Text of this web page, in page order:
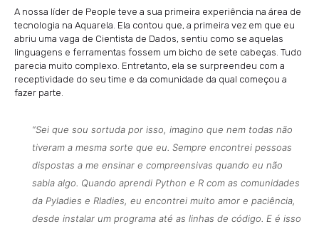
A nossa líder de People teve a sua primeira experiência na área de
tecnologia na Aquarela. Ela contou que, a primeira vez em que eu
abriu uma vaga de Cientista de Dados, sentiu como se aquelas
linguagens e ferramentas fossem um bicho de sete cabeças. Tudo
parecia muito complexo. Entretanto, ela se surpreendeu com a
receptividade do seu time e da comunidade da qual começou a
fazer parte.
“Sei que sou sortuda por isso, imagino que nem todas não
tiveram a mesma sorte que eu. Sempre encontrei pessoas
dispostas a me ensinar e compreensivas quando eu não
sabia algo. Quando aprendi Python e R com as comunidades
da Pyladies e Rladies, eu encontrei muito amor e paciência,
desde instalar um programa até as linhas de código. E é isso